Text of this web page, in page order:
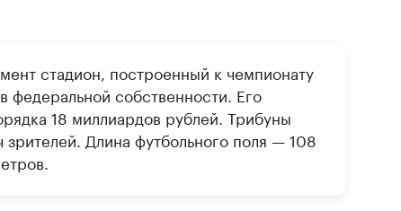
стадион, построенный к чемпионату
федеральной собственности. Его
18 миллиардов рублей. Трибуны
зрителей. Длина футбольного поля — 108